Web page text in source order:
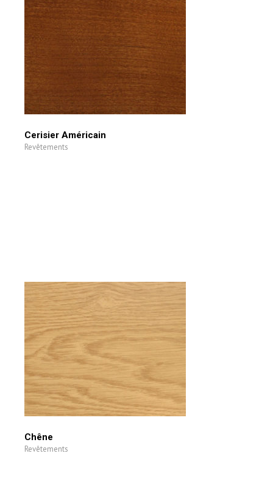
Cerisier Américain
Revêtements
Chêne
Revêtements